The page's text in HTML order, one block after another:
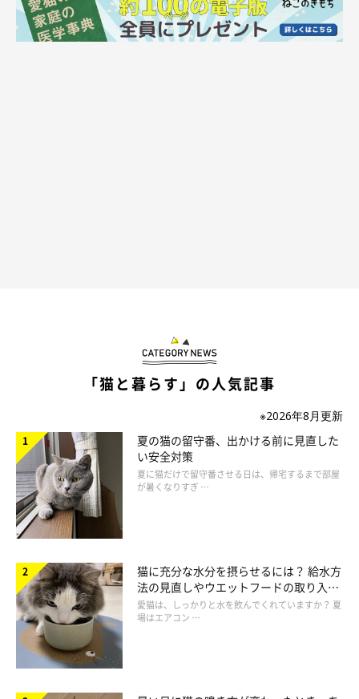
か？
では、猫はなぜ水が苦手なのでしょうか？ その理由は、野生時
代の猫が暮らしていた半砂漠地帯に由来します。半砂漠地帯では
水が少ないため、猫は体が濡れることに慣れていなかったので
す。そのせいか、猫の毛は保湿性に優れていますが、撥水性が低
く水に弱いという特徴があります。
また、シャンプーされて自分のニオイが落ちてしまうと、猫は不
快に感じるのだそう。そのため、お風呂やシャンプーに抵抗があ
る猫が多いのですね！
「猫と暮らす」の人気記事
※2026年8月更新
夏の猫の留守番、出かける前に見直した
い安全対策
夏に猫だけで留守番させる日は、帰宅するまで部屋
が暑くなりすぎ …
猫に充分な水分を摂らせるには？ 給水方
法の見直しやウエットフードの取り入れ
方を解説
愛猫は、しっかりと水を飲んでくれていますか？ 夏
場はエアコン …